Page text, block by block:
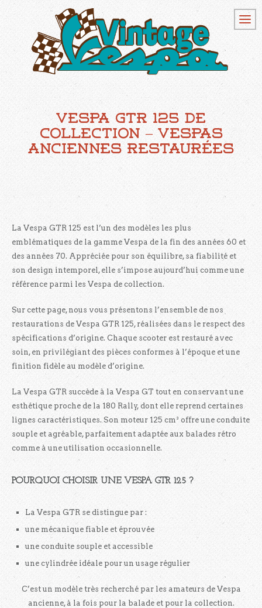
Vespa GTR 125 de
collection – Vespas
anciennes restaurées
La Vespa GTR 125 est l’un des modèles les plus
emblématiques de la gamme Vespa de la fin des années 60 et
des années 70. Appréciée pour son équilibre, sa fiabilité et
son design intemporel, elle s’impose aujourd’hui comme une
référence parmi les Vespa de collection.
Sur cette page, nous vous présentons l’ensemble de nos
restaurations de Vespa GTR 125, réalisées dans le respect des
spécifications d’origine. Chaque scooter est restauré avec
soin, en privilégiant des pièces conformes à l’époque et une
finition fidèle au modèle d’origine.
La Vespa GTR succède à la Vespa GT tout en conservant une
esthétique proche de la 180 Rally, dont elle reprend certaines
lignes caractéristiques. Son moteur 125 cm³ offre une conduite
souple et agréable, parfaitement adaptée aux balades rétro
comme à une utilisation occasionnelle.
POURQUOI CHOISIR UNE VESPA GTR 125 ?
La Vespa GTR se distingue par :
une mécanique fiable et éprouvée
une conduite souple et accessible
une cylindrée idéale pour un usage régulier
C’est un modèle très recherché par les amateurs de Vespa
ancienne, à la fois pour la balade et pour la collection.